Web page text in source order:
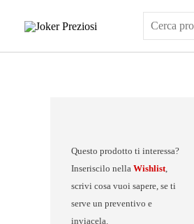
Questo prodotto ti interessa?
Inseriscilo nella Wishlist,
scrivi cosa vuoi sapere, se ti
serve un preventivo e
inviacela.